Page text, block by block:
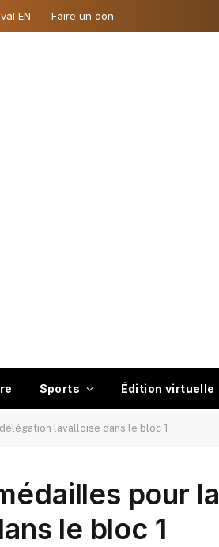
EN Faire un don
Sports Édition virtuelle
lavalloise dans le bloc 1
pour la
le bloc 1